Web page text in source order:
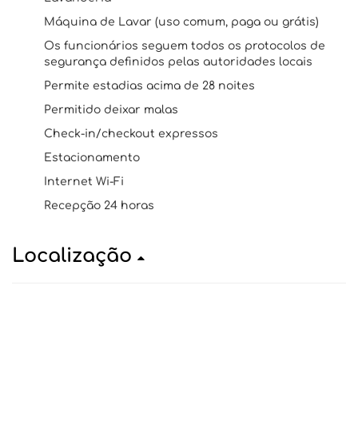
Máquina de Lavar (uso comum, paga ou grátis)
Os funcionários seguem todos os protocolos de
segurança definidos pelas autoridades locais
Permite estadias acima de 28 noites
Permitido deixar malas
Check-in/checkout expressos
Estacionamento
Internet Wi-Fi
Recepção 24 horas
Localização